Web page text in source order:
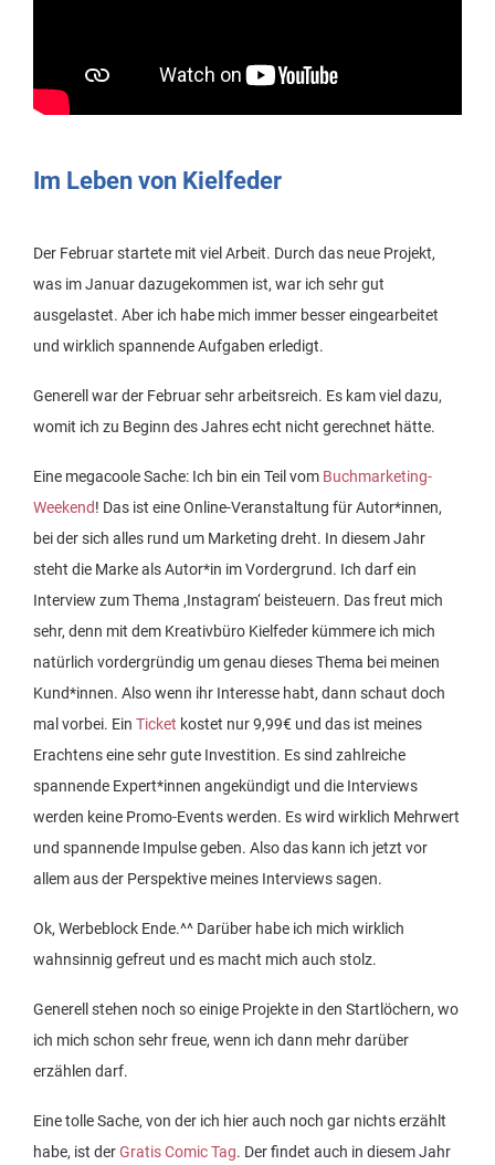
Im Leben von Kielfeder
Der Februar startete mit viel Arbeit. Durch das neue Projekt,
was im Januar dazugekommen ist, war ich sehr gut
ausgelastet. Aber ich habe mich immer besser eingearbeitet
und wirklich spannende Aufgaben erledigt.
Generell war der Februar sehr arbeitsreich. Es kam viel dazu,
womit ich zu Beginn des Jahres echt nicht gerechnet hätte.
Eine megacoole Sache: Ich bin ein Teil vom Buchmarketing-
Weekend! Das ist eine Online-Veranstaltung für Autor*innen,
bei der sich alles rund um Marketing dreht. In diesem Jahr
steht die Marke als Autor*in im Vordergrund. Ich darf ein
Interview zum Thema ‚Instagram‘ beisteuern. Das freut mich
sehr, denn mit dem Kreativbüro Kielfeder kümmere ich mich
natürlich vordergründig um genau dieses Thema bei meinen
Kund*innen. Also wenn ihr Interesse habt, dann schaut doch
mal vorbei. Ein Ticket kostet nur 9,99€ und das ist meines
Erachtens eine sehr gute Investition. Es sind zahlreiche
spannende Expert*innen angekündigt und die Interviews
werden keine Promo-Events werden. Es wird wirklich Mehrwert
und spannende Impulse geben. Also das kann ich jetzt vor
allem aus der Perspektive meines Interviews sagen.
Ok, Werbeblock Ende.^^ Darüber habe ich mich wirklich
wahnsinnig gefreut und es macht mich auch stolz.
Generell stehen noch so einige Projekte in den Startlöchern, wo
ich mich schon sehr freue, wenn ich dann mehr darüber
erzählen darf.
Eine tolle Sache, von der ich hier auch noch gar nichts erzählt
habe, ist derGratis Comic Tag. Der findet auch in diesem Jahr